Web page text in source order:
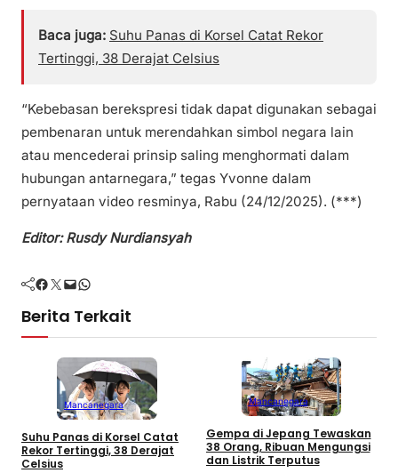
Baca juga: Suhu Panas di Korsel Catat Rekor
Tertinggi, 38 Derajat Celsius
“Kebebasan berekspresi tidak dapat digunakan sebagai
pembenaran untuk merendahkan simbol negara lain
atau mencederai prinsip saling menghormati dalam
hubungan antarnegara,” tegas Yvonne dalam
pernyataan video resminya, Rabu (24/12/2025). (***)
Editor: Rusdy Nurdiansyah
Facebook Twitter Mail WhatsApp
Berita Terkait
Mancanegara
Suhu Panas di Korsel Catat
Rekor Tertinggi, 38 Derajat
Celsius
Mancanegara
Gempa di Jepang Tewaskan
38 Orang, Ribuan Mengungsi
dan Listrik Terputus